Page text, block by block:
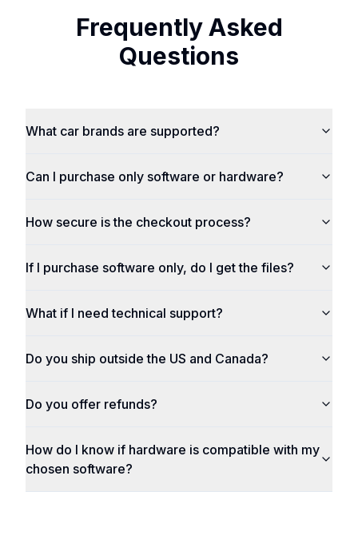
Frequently Asked
Questions
What car brands are supported?
Can I purchase only software or hardware?
How secure is the checkout process?
If I purchase software only, do I get the files?
What if I need technical support?
Do you ship outside the US and Canada?
Do you offer refunds?
How do I know if hardware is compatible with my
chosen software?